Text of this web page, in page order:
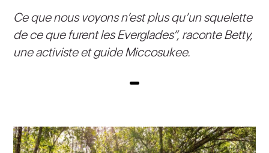
Ce que nous voyons n’est plus qu’un squelette
de ce que furent les Everglades”, raconte Betty,
une activiste et guide Miccosukee.